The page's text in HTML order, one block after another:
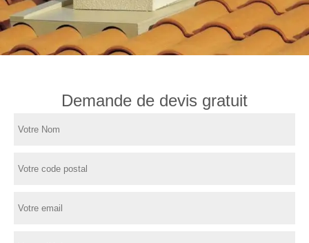
Demande de devis gratuit